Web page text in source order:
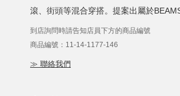
滾、街頭等混合穿搭。提案出屬於
到店詢問時請告知店員下方的商品編號
商品編號：11-14-1177-146
≫ 聯絡我們